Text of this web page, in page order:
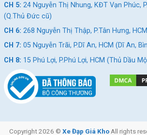
CH 5: 24 Nguyễn Thị Nhung, KĐT Vạn Phúc,
(Q.Thủ Đức cũ)
CH 6: 268 Nguyễn Thị Thập, P.Tân Hưng,
CH 7: 05 Nguyễn Trãi, P.Dĩ An, HCM (Dĩ An,
CH 8: 15 Phú Lợi, P.Phú Lợi, HCM (Thủ Dầu
Copyright 2026 © Xe Đạp Giá Kho All rights